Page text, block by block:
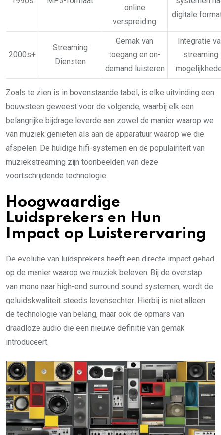
online
verspreiding
digitale
2000s+
Streaming
Diensten
Gemak van
toegang en on-
demand luisteren
Integratie
streaming
Zoals te zien is in bovenstaande tabel, is elke uitvinding een
bouwsteen geweest voor de volgende, waarbij elk een
belangrijke bijdrage leverde aan zowel de manier waarop we
van muziek genieten als aan de apparatuur waarop we die
afspelen. De huidige hifi-systemen en de populairiteit van
muziekstreaming zijn toonbeelden van deze
voortschrijdende technologie.
Hoogwaardige
Luidsprekers en Hun
Impact op Luisterervaring
De evolutie van luidsprekers heeft een directe impact gehad
op de manier waarop we muziek beleven. Bij de overstap
van mono naar high-end surround sound systemen, wordt de
geluidskwaliteit steeds levensechter. Hierbij is niet alleen
de technologie van belang, maar ook de opmars van
draadloze audio die een nieuwe definitie van gemak
introduceert.